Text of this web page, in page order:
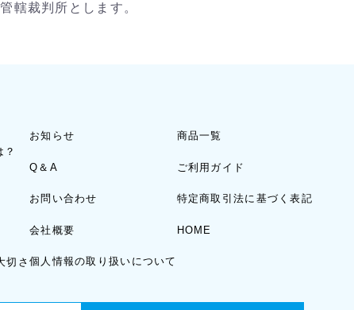
轄裁判所とします。
切さ
お知らせ
Q＆A
お問い合わせ
会社概要
個人情報の取り扱いについて
商品一覧
ご利用ガイド
特定商取引法に基づく表記
HOME